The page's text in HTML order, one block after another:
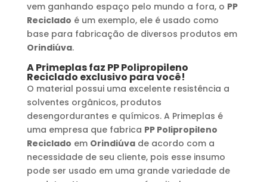
vem ganhando espaço pelo mundo a fora, o PP
Reciclado é um exemplo, ele é usado como
base para fabricação de diversos produtos em
Orindiúva.
A Primeplas faz PP Polipropileno
Reciclado exclusivo para você!
O material possui uma excelente resistência a
solventes orgânicos, produtos
desengordurantes e químicos. A Primeplas é
uma empresa que fabrica PP Polipropileno
Reciclado em Orindiúvade acordo com a
necessidade de seu cliente, pois esse insumo
pode ser usado em uma grande variedade de